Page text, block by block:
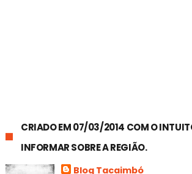
CRIADO EM 07/03/2014 COM O
INFORMAR SOBRE A REGIÃO.
Blog Tacaimbó